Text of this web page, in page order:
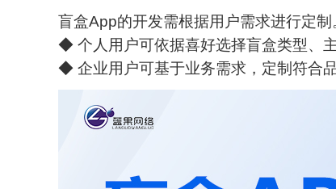
盲盒App的开发需根据用户需求进行定
◆ 个人用户可依据喜好选择盲盒类型、
◆ 企业用户可基于业务需求，定制符合